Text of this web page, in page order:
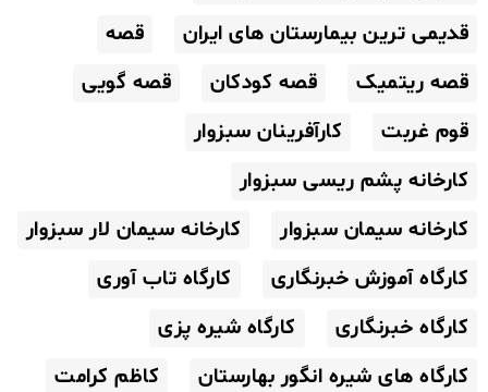
قدیمی ترین بیمارستان های ایران
قصه
قصه ریتمیک
قصه کودکان
قصه گویی
قوم غربت
کارآفرینان سبزوار
کارخانه پشم ریسی سبزوار
کارخانه سیمان سبزوار
کارخانه سیمان لار سبزوار
کارگاه آموزش خبرنگاری
کارگاه تاب آوری
کارگاه خبرنگاری
کارگاه شیره پزی
کارگاه های شیره انگور بهارستان
کاظم کرامت